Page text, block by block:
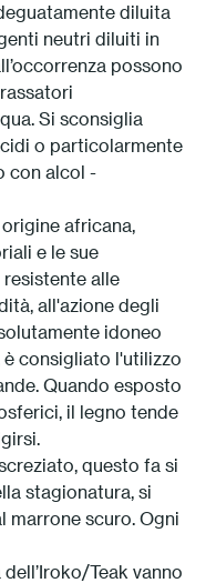
diluita
neutri diluiti in
possono
Si sconsiglia
o particolarmente
con alcol -
africana,
e le sue
alle
all'azione degli
idoneo
consigliato l'utilizzo
Quando esposto
il legno tende
questo fa si
stagionatura, si
marrone scuro. Ogni
Teak vanno